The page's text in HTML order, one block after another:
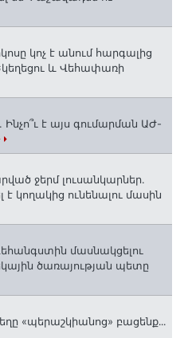
կոչ է անում հարգալից
և Վեհափառի
է այս գումարման ԱԺ-
ջերմ լուսանկարներ.
է կողակից ունենալու մասին
մասնակցելու
ծառայության պետը
«պերաշկիանոց» բացենք․․․